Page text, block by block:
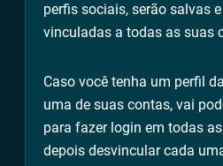
perfis sociais, serão salvas
vinculadas a todas as suas
Caso você tenha um perfil
uma de suas contas, vai
para fazer login em todas
depois desvincular cada